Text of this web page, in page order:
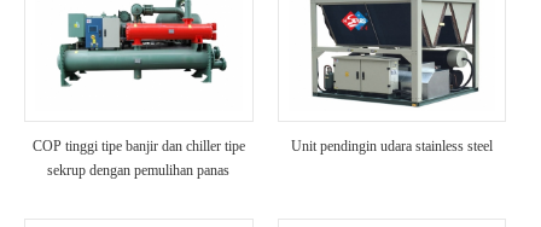
COP tinggi tipe banjir dan chiller tipe
sekrup dengan pemulihan panas
Unit pendingin udara stainless steel